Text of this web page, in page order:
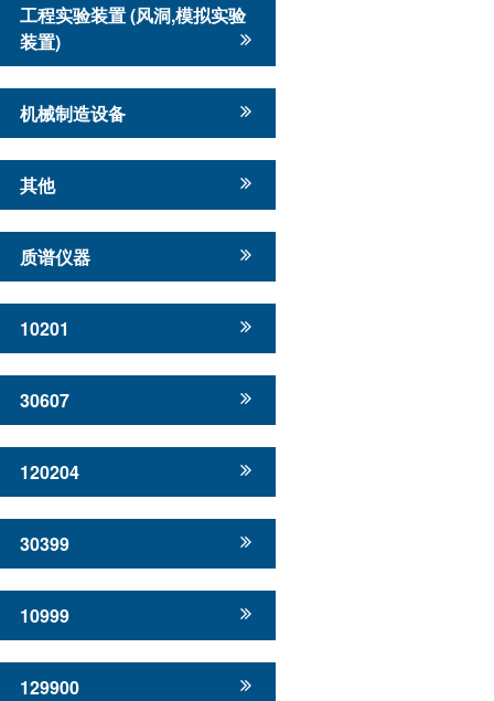
工程实验装置 (风洞,模拟实验
装置)
机械制造设备
其他
质谱仪器
10201
30607
120204
30399
10999
129900